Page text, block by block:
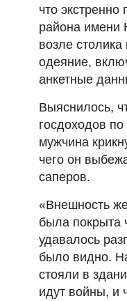
что
района имени
возле
одеяние,
анкетные
Выяснилось,
госдоходов
мужчина
чего он
саперов.
«Внешность
была покрыта
удавалось
было видно.
стояли в
идут войны, и